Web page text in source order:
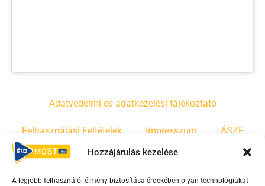
Hozzájárulás kezelése
A legjobb felhasználói élmény biztosítása érdekében olyan technológiákat
Adatvédelmi és adatkezelési tájékoztató
Felhasználási Feltételek Impresszum ÁSZF
Irányelvek Moderálási szabályzat